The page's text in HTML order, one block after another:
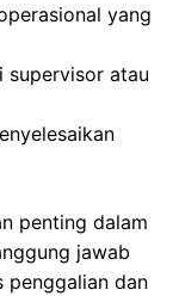
yang
supervisor atau
penting dalam
jawab
penggalian dan